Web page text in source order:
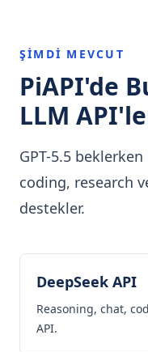
ŞIMDI MEVCUT
PiAPI'de
LLM
GPT-5.5
coding, research
destekler.
DeepSeek API
Reasoning, chat,
API.